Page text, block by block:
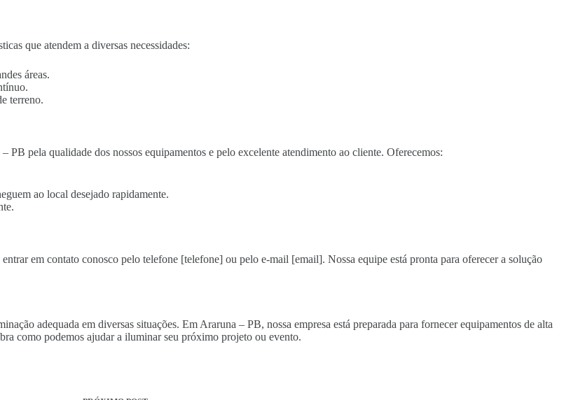
que atendem a diversas necessidades:
áreas.
terreno.
PB pela qualidade dos nossos equipamentos e pelo excelente atendimento ao cliente. Oferecemos:
ao local desejado rapidamente.
em contato conosco pelo telefone [telefone] ou pelo e-mail [email]. Nossa equipe está pronta para oferecer a solução
adequada em diversas situações. Em Araruna – PB, nossa empresa está preparada para fornecer equipamentos de alta
como podemos ajudar a iluminar seu próximo projeto ou evento.